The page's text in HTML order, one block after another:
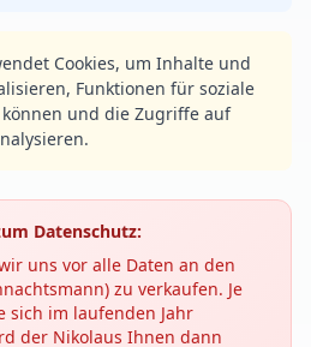
Cookies, um Inhalte und
Funktionen für soziale
und die Zugriffe auf
Datenschutz:
uns vor alle Daten an den
zu verkaufen. Je
sich im laufenden Jahr
der Nikolaus Ihnen dann